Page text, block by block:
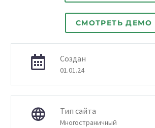
СМОТРЕТЬ ДЕМО
Создан
01.01.24
Тип сайта
Многостраничный